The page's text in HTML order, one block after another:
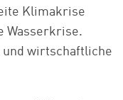
Klimakrise
Wasserkrise.
und wirtschaftliche